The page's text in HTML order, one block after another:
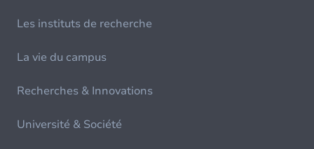
Les instituts de recherche
La vie du campus
Recherches & Innovations
Université & Société